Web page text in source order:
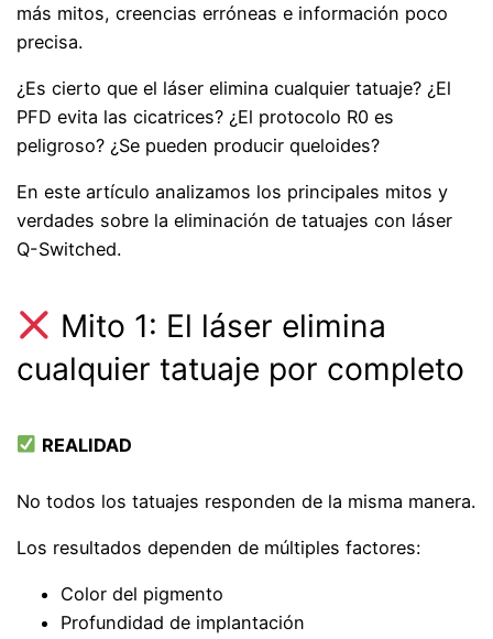
más mitos, creencias erróneas e información poco
precisa.
¿Es cierto que el láser elimina cualquier tatuaje? ¿El
PFD evita las cicatrices? ¿El protocolo R0 es
peligroso? ¿Se pueden producir queloides?
En este artículo analizamos los principales mitos y
verdades sobre la eliminación de tatuajes con láser
Q-Switched.
Mito 1: El láser elimina
cualquier tatuaje por completo
REALIDAD
No todos los tatuajes responden de la misma manera.
Los resultados dependen de múltiples factores:
Color del pigmento
Profundidad de implantación